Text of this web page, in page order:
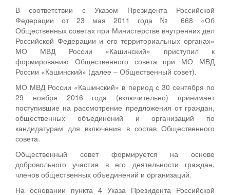
В соответствии с Указом Президента Российской
Федерации от 23 мая 2011 года № 668 «Об
Общественных советах при Министерстве внутренних дел
Российской Федерации и его территориальных органах»
МО МВД России «Кашинский» приступил к
формированию Общественного совета при МО МВД
России «Кашинский» (далее – Общественный совет).
МО МВД России «Кашинский» в период с 30 сентября по
29 ноября 2016 года (включительно) принимает
поступившие на рассмотрение предложения от граждан,
общественных объединений и организаций по
кандидатурам для включения в состав Общественного
совета.
Общественный совет формируется на основе
добровольного участия в его деятельности граждан,
членов общественных объединений и организаций.
На основании пункта 4 Указа Президента Российской